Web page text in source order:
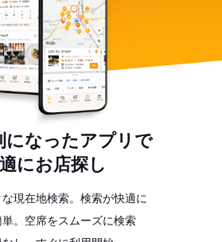
になったアプリで
にお店探し
現在地検索。検索が快適に
。空席をスムーズに検索